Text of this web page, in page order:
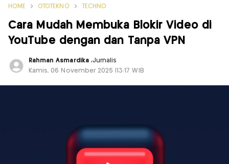
HOME OTOTEKNO TECHNO
Cara Mudah Membuka Blokir Video di
YouTube dengan dan Tanpa VPN
Rahman Asmardika ,Jurnalis
Kamis, 06 November 2025 |13:17 WIB